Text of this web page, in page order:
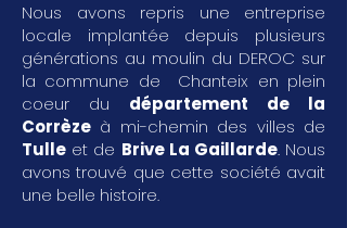
Nous avons repris une entreprise
locale implantée depuis plusieurs
générations au moulin du DEROC sur
la commune de Chanteix en plein
coeur du département de la
Corrèze à mi-chemin des villes de
Tulle et de Brive La Gaillarde. Nous
avons trouvé que cette société avait
une belle histoire.